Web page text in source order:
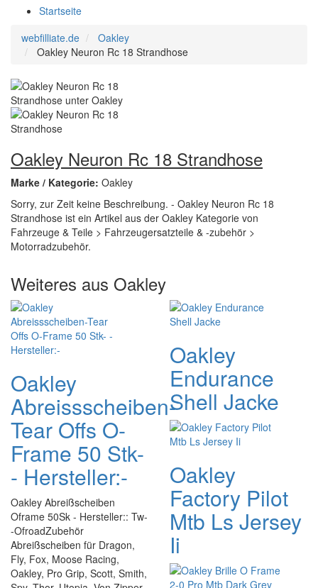
Startseite
webfilliate.de
Oakley
Oakley Neuron Rc 18 Strandhose
Oakley Neuron Rc 18 Strandhose
Marke / Kategorie: Oakley
Sorry, zur Zeit keine Beschreibung. - Oakley Neuron Rc 18
Strandhose ist ein Artikel aus der Oakley Kategorie von
Fahrzeuge & Teile > Fahrzeugersatzteile & -zubehör >
Motorradzubehör.
Weiteres aus Oakley
Oakley
Abreissscheiben-
Tear Offs O-
Frame 50 Stk-
- Hersteller:-
Oakley Abreißscheiben
Oframe 50Sk - Hersteller:: Tw-
-OfroadZubehör
Abreißscheiben für Dragon,
Fly, Fox, Moose Racing,
Oakley, Pro Grip, Scott, Smith,
Oakley
Endurance
Shell Jacke
Oakley
Factory Pilot
Mtb Ls Jersey
Ii